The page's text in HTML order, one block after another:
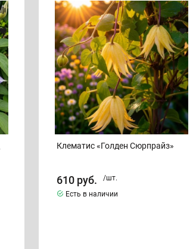
Клематис
«Голден
Сюрпрайз»
Клематис «Голден Сюрпрайз»
610 руб.
/шт.
Есть в наличии